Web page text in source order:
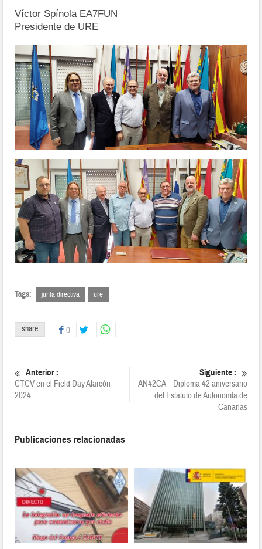
Víctor Spínola EA7FUN
Presidente de URE
Tags: junta directiva ure
share 0
Anterior :
CTCV en el Field Day Alarcón
2024
Siguiente :
AN42CA – Diploma 42 aniversario
del Estatuto de Autonomía de
Canarias
Publicaciones relacionadas